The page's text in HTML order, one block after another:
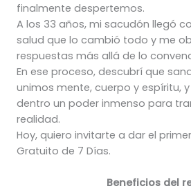
finalmente despertemos.
A los 33 años, mi sacudón llegó
salud que lo cambió todo y me
respuestas más allá de lo
En ese proceso, descubrí que
unimos mente, cuerpo y espíritu,
dentro un poder inmenso para
realidad.
Hoy, quiero invitarte a dar el
Gratuito de 7 Días.
Beneficios del